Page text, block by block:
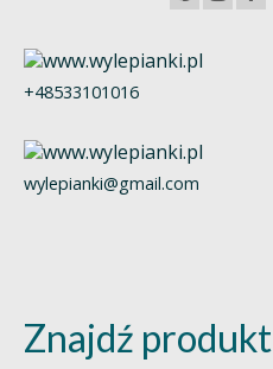
+48533101016
wylepianki@gmail.com
Znajdź produkt